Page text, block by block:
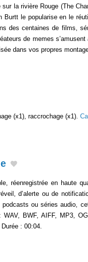
la rivière Rouge (The
le popularise en le
des centaines de films,
de memes
dans vos propres
(x1), raccrochage (x1).
réenregistrée en
d’alerte ou de
ou séries audio,
BWF, AIFF, MP3,
. Durée : 00:04.